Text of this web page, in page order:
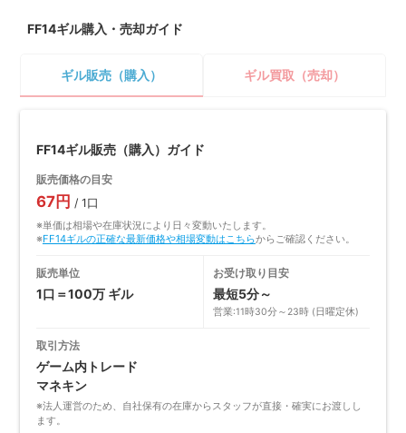
FF14ギル購入・売却ガイド
ギル販売（購入） ギル買取（売却）
FF14ギル販売（購入）ガイド
販売価格の目安
67円 / 1口
※単価は相場や在庫状況により日々変動いたします。
※FF14ギルの正確な最新価格や相場変動はこちらからご確認ください。
販売単位
1口＝100万 ギル
お受け取り目安
最短5分～
営業:11時30分～23時 (日曜定休)
取引方法
ゲーム内トレード
マネキン
※法人運営のため、自社保有の在庫からスタッフが直接・確実にお渡しし
ます。